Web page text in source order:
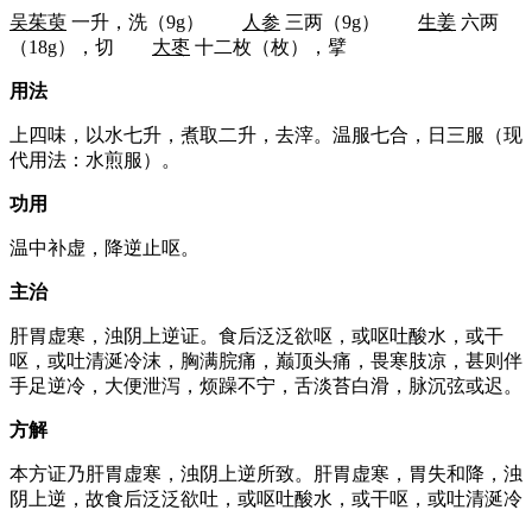
吴茱萸 一升，洗（9g） 人参 三两（9g） 生姜 六两
（18g），切 大枣 十二枚（枚），擘
用法
上四味，以水七升，煮取二升，去滓。温服七合，日三服（现
代用法：水煎服）。
功用
温中补虚，降逆止呕。
主治
肝胃虚寒，浊阴上逆证。食后泛泛欲呕，或呕吐酸水，或干
呕，或吐清涎冷沫，胸满脘痛，巅顶头痛，畏寒肢凉，甚则伴
手足逆冷，大便泄泻，烦躁不宁，舌淡苔白滑，脉沉弦或迟。
方解
本方证乃肝胃虚寒，浊阴上逆所致。肝胃虚寒，胃失和降，浊
阴上逆，故食后泛泛欲吐，或呕吐酸水，或干呕，或吐清涎冷